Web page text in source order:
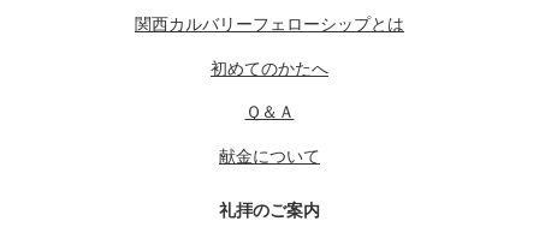
関西カルバリーフェローシップとは
初めてのかたへ
Ｑ＆Ａ
献金について
礼拝のご案内